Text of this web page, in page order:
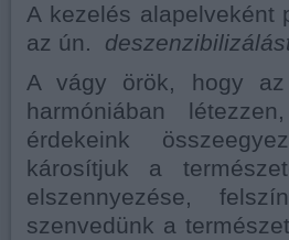
A kezelés alapelveként
az ún.
A vágy örök, hogy
harmóniában
érdekeink
károsítjuk a
elszennyezése,
szenvedünk a